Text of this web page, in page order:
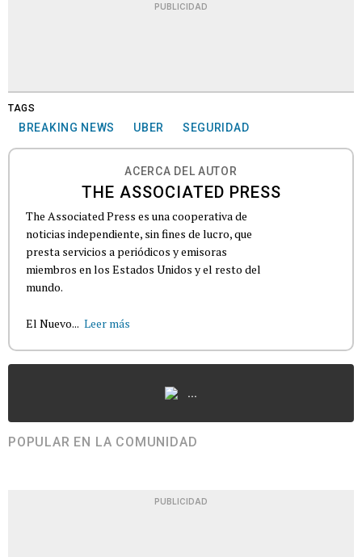
PUBLICIDAD
TAGS
BREAKING NEWS UBER SEGURIDAD
ACERCA DEL AUTOR
THE ASSOCIATED PRESS
The Associated Press es una cooperativa de
noticias independiente, sin fines de lucro, que
presta servicios a periódicos y emisoras
miembros en los Estados Unidos y el resto del
mundo.
El Nuevo... Leer más
...
POPULAR EN LA COMUNIDAD
PUBLICIDAD